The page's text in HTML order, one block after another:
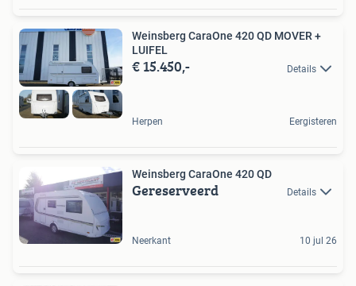
Weinsberg CaraOne 420 QD MOVER +
LUIFEL
€ 15.450,- Details
Herpen Eergisteren
Weinsberg CaraOne 420 QD
Gereserveerd Details
Neerkant 10 jul 26